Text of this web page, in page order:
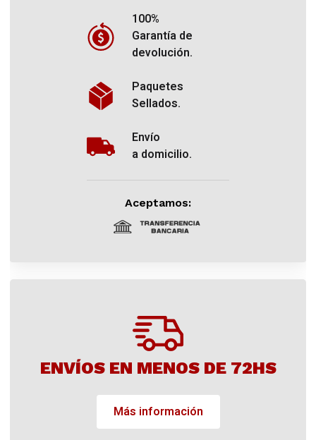
100%
Garantía de
devolución.
Paquetes
Sellados.
Envío
a domicilio.
Aceptamos:
ENVÍOS EN MENOS DE 72HS
Más información